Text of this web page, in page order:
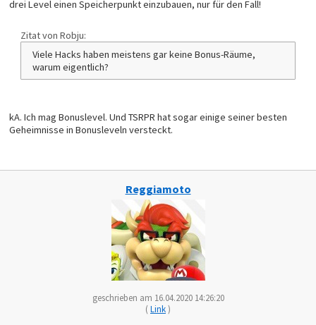
drei Level einen Speicherpunkt einzubauen, nur für den Fall!
Zitat von Robju:
Viele Hacks haben meistens gar keine Bonus-Räume,
warum eigentlich?
kA. Ich mag Bonuslevel. Und TSRPR hat sogar einige seiner besten
Geheimnisse in Bonusleveln versteckt.
Reggiamoto
geschrieben am 16.04.2020 14:26:20
(Link)